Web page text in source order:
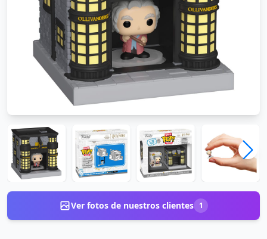
Ver fotos de nuestros clientes 1